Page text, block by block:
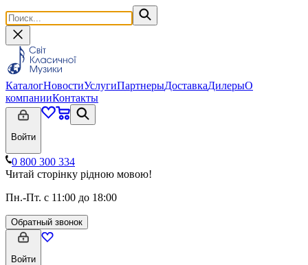
КаталогНовостиУслугиПартнерыДоставкаДилерыО
компанииКонтакты
Войти
0 800 300 334
Читай сторінку рідною мовою!
Пн.-Пт. с 11:00 до 18:00
Обратный звонок
Войти